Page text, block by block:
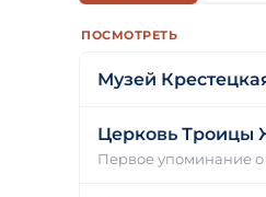
ПОСМОТРЕТЬ
Музей
Церковь Троицы
Первое упоминание о